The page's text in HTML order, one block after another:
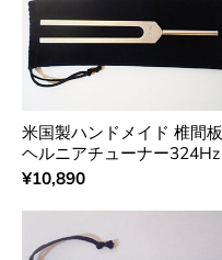
米国製ハンドメイド 椎間板
ヘルニアチューナー324Hz
¥10,890